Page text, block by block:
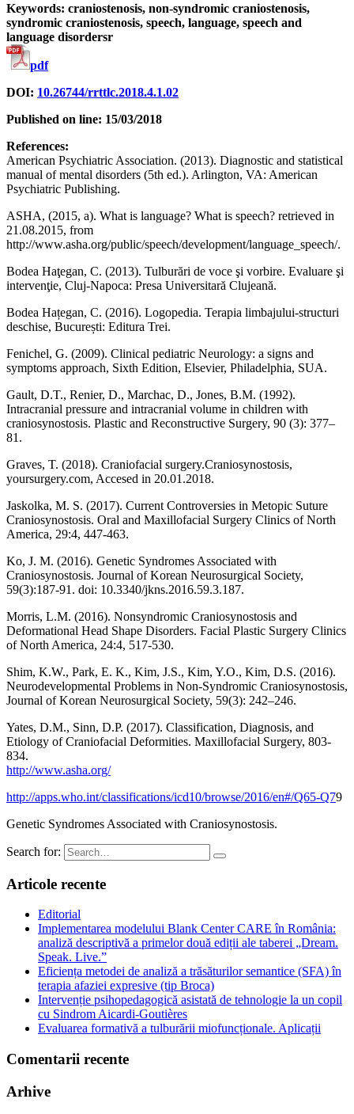
Keywords: craniostenosis, non-syndromic craniostenosis,
syndromic craniostenosis, speech, language, speech and
language disordersr
pdf
DOI: 10.26744/rrttlc.2018.4.1.02
Published on line: 15/03/2018
References:
American Psychiatric Association. (2013). Diagnostic and statistical
manual of mental disorders (5th ed.). Arlington, VA: American
Psychiatric Publishing.
ASHA, (2015, a). What is language? What is speech? retrieved in
21.08.2015, from
http://www.asha.org/public/speech/development/language_speech/.
Bodea Haţegan, C. (2013). Tulburări de voce şi vorbire. Evaluare şi
intervenţie, Cluj-Napoca: Presa Universitară Clujeană.
Bodea Hațegan, C. (2016). Logopedia. Terapia limbajului-structuri
deschise, București: Editura Trei.
Fenichel, G. (2009). Clinical pediatric Neurology: a signs and
symptoms approach, Sixth Edition, Elsevier, Philadelphia, SUA.
Gault, D.T., Renier, D., Marchac, D., Jones, B.M. (1992).
Intracranial pressure and intracranial volume in children with
craniosynostosis. Plastic and Reconstructive Surgery, 90 (3): 377–
81.
Graves, T. (2018). Craniofacial surgery.Craniosynostosis,
yoursurgery.com, Accesed in 20.01.2018.
Jaskolka, M. S. (2017). Current Controversies in Metopic Suture
Craniosynostosis. Oral and Maxillofacial Surgery Clinics of North
America, 29:4, 447-463.
Ko, J. M. (2016). Genetic Syndromes Associated with
Craniosynostosis. Journal of Korean Neurosurgical Society,
59(3):187-91. doi: 10.3340/jkns.2016.59.3.187.
Morris, L.M. (2016). Nonsyndromic Craniosynostosis and
Deformational Head Shape Disorders. Facial Plastic Surgery Clinics
of North America, 24:4, 517-530.
Shim, K.W., Park, E. K., Kim, J.S., Kim, Y.O., Kim, D.S. (2016).
Neurodevelopmental Problems in Non-Syndromic Craniosynostosis,
Journal of Korean Neurosurgical Society, 59(3): 242–246.
Yates, D.M., Sinn, D.P. (2017). Classification, Diagnosis, and
Etiology of Craniofacial Deformities. Maxillofacial Surgery, 803-
834.
http://www.asha.org/
http://apps.who.int/classifications/icd10/browse/2016/en#/Q65-Q79
Genetic Syndromes Associated with Craniosynostosis.
Search for:
Articole recente
Editorial
Implementarea modelului Blank Center CARE în România:
analiză descriptivă a primelor două ediții ale taberei „Dream.
Speak. Live.”
Eficiența metodei de analiză a trăsăturilor semantice (SFA) în
terapia afaziei expresive (tip Broca)
Intervenție psihopedagogică asistată de tehnologie la un copil
cu Sindrom Aicardi-Goutières
Evaluarea formativă a tulburării miofuncționale. Aplicații
Comentarii recente
Arhive